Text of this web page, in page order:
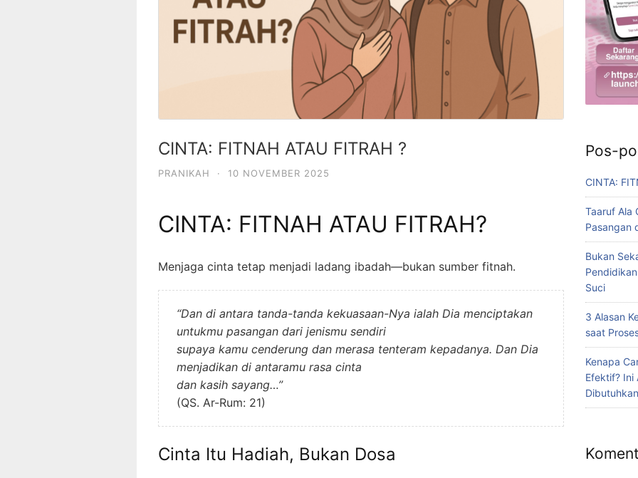
CINTA: FITNAH ATAU FITRAH ?
PRANIKAH · 10 NOVEMBER 2025
CINTA: FITNAH ATAU FITRAH?
Menjaga cinta tetap menjadi ladang ibadah—bukan sumber fitnah.
“Dan di antara tanda-tanda kekuasaan-Nya ialah Dia menciptakan
untukmu pasangan dari jenismu sendiri
supaya kamu cenderung dan merasa tenteram kepadanya. Dan Dia
menjadikan di antaramu rasa cinta
dan kasih sayang…”
(QS. Ar-Rum: 21)
Cinta Itu Hadiah, Bukan Dosa
Pos-
CINTA:
Taaruf Ala
Pasangan
Bukan
Suci
3 Alasan
saat
Kenapa
Efektif? Ini
Dibutuhkan